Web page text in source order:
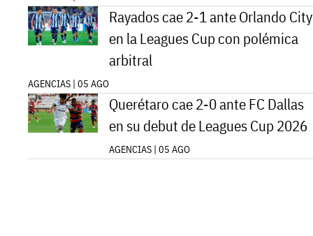
Rayados cae 2-1 ante Orlando City
en la Leagues Cup con polémica
arbitral
AGENCIAS | 05 AGO
Querétaro cae 2-0 ante FC Dallas
en su debut de Leagues Cup 2026
AGENCIAS | 05 AGO